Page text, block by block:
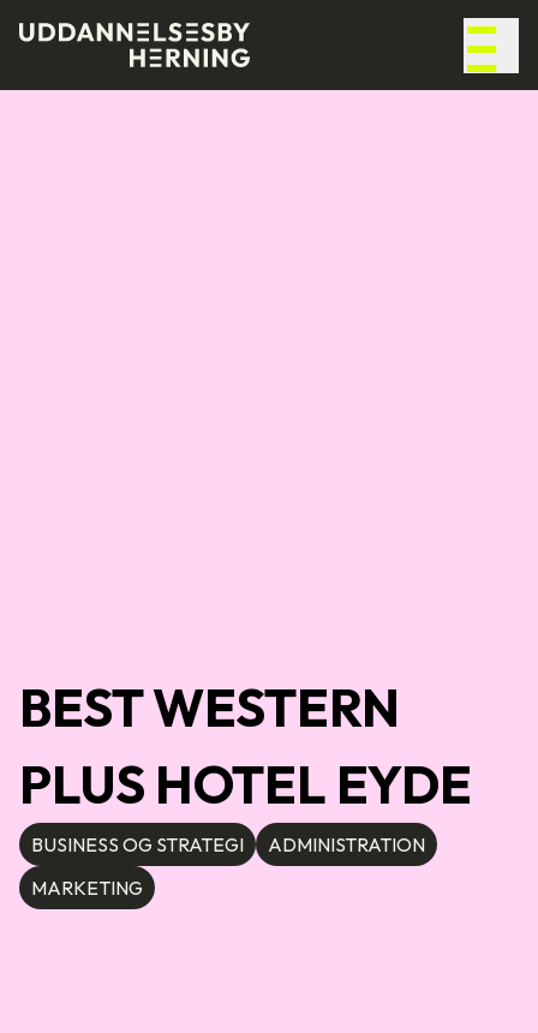
BEST WESTERN
PLUS HOTEL EYDE
BUSINESS OG STRATEGI
ADMINISTRATION
MARKETING